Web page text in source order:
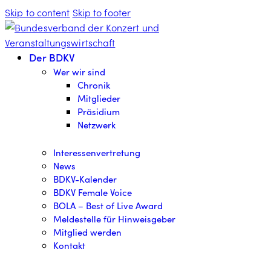
Skip to content Skip to footer
Der BDKV
Wer wir sind
Chronik
Mitglieder
Präsidium
Netzwerk
Interessenvertretung
News
BDKV-Kalender
BDKV Female Voice
BOLA – Best of Live Award
Meldestelle für Hinweisgeber
Mitglied werden
Kontakt